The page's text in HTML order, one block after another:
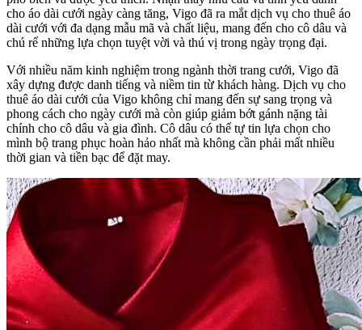
cho áo dài cưới ngày càng tăng, Vigo đã ra mắt dịch vụ cho thuê áo
dài cưới với đa dạng mẫu mã và chất liệu, mang đến cho cô dâu và
chú rể những lựa chọn tuyệt vời và thú vị trong ngày trọng đại.
Với nhiều năm kinh nghiệm trong ngành thời trang cưới, Vigo đã
xây dựng được danh tiếng và niềm tin từ khách hàng. Dịch vụ cho
thuê áo dài cưới của Vigo không chỉ mang đến sự sang trọng và
phong cách cho ngày cưới mà còn giúp giảm bớt gánh nặng tài
chính cho cô dâu và gia đình. Cô dâu có thể tự tin lựa chọn cho
mình bộ trang phục hoàn hảo nhất mà không cần phải mất nhiều
thời gian và tiền bạc để đặt may.